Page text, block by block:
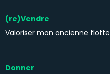
(re)Vendre
Valoriser mon ancienne flotte
Donner